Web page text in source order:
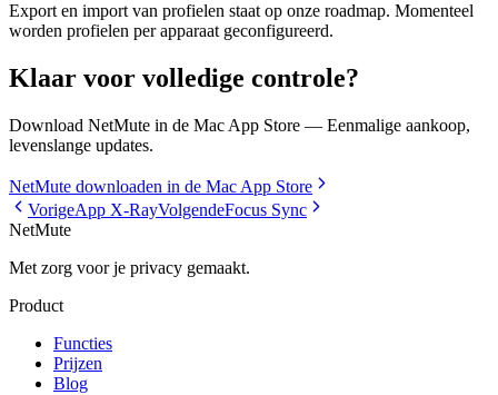
Export en import van profielen staat op onze roadmap. Momenteel
worden profielen per apparaat geconfigureerd.
Klaar voor volledige controle?
Download NetMute in de Mac App Store — Eenmalige aankoop,
levenslange updates.
NetMute downloaden in de Mac App Store
VorigeApp X-RayVolgendeFocus Sync
NetMute
Met zorg voor je privacy gemaakt.
Product
Functies
Prijzen
Blog